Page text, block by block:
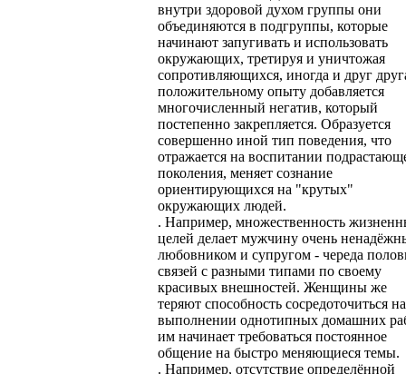
внутри здоровой духом группы они
объединяются в подгруппы, которые
начинают запугивать и использовать
окружающих, третируя и уничтожая
сопротивляющихся, иногда и друг
положительному опыту добавляется
многочисленный негатив, который
постепенно закрепляется. Образуется
совершенно иной тип поведения, что
отражается на воспитании
поколения, меняет сознание
ориентирующихся на "крутых"
окружающих людей.
. Например, множественность
целей делает мужчину очень
любовником и супругом - череда
связей с разными типами по своему
красивых внешностей. Женщины же
теряют способность сосредоточиться на
выполнении однотипных домашних
им начинает требоваться постоянное
общение на быстро меняющиеся темы.
. Например, отсутствие определённой